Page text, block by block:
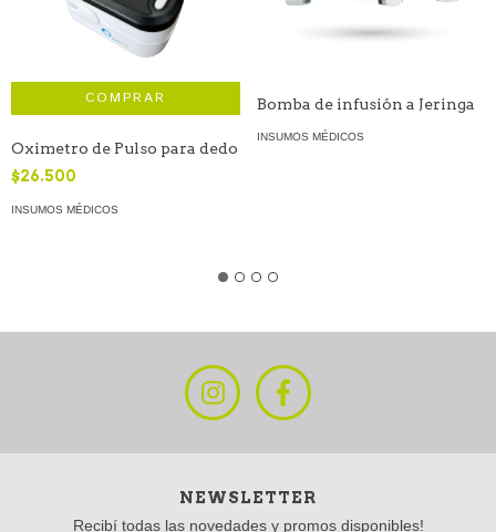
Oximetro de Pulso para dedo
$26.500
INSUMOS MÉDICOS
Bomba de infusión a Jeringa
INSUMOS MÉDICOS
NEWSLETTER
Recibí todas las novedades y promos disponibles!